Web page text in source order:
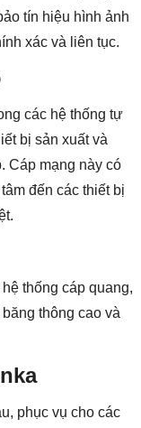
tín hiệu hình ảnh
xác và liên tục.
các hệ thống tự
bị sản xuất và
Cáp mạng này có
đến các thiết bị
thống cáp quang,
thông cao và
phục vụ cho các